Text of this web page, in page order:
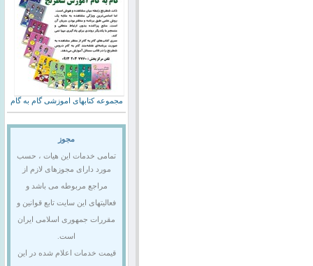
مجموعه کتابهای اموزشی گام به گام
مجوز
تمامی خدمات این هیات ، حسب
مورد دارای مجوزهای لازم از
مراجع مربوطه می باشد و
فعالیتهای این سایت تابع قوانین و
مقررات جمهوری اسلامی ایران
است.
قیمت خدمات اعلام شده در این